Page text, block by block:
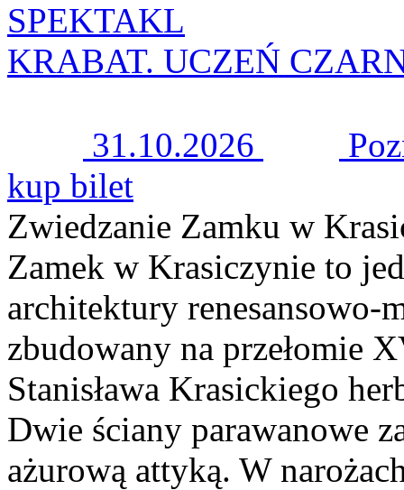
SPEKTAKL
KRABAT. UCZEŃ
31.10.2026
kup bilet
Zwiedzanie Zamku w
Zamek w Krasiczynie to
architektury renesansowo-
zbudowany na przełomie
Stanisława Krasickiego
Dwie ściany parawanowe
ażurową attyką. W